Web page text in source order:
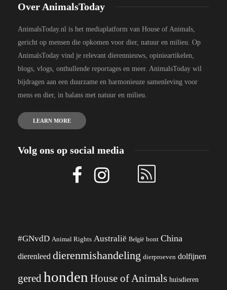
Over AnimalsToday
AnimalsToday.nl is het mediaplatform van House of Animals,
gericht op mensen die opkomen voor dier, natuur en milieu. Op
AnimalsToday vind je relevant dierennieuws, opinieartikelen,
blogs, vlogs, onthullende reportages en meer. AnimalsToday wil
bijdragen aan een duurzame en harmonieuze samenleving voor
mens en dier, in balans met natuur en milieu.
LEARN MORE
Volg ons op social media
#GNvdD Animal Rights Australië België bont China
dierenleed dierenmishandeling dierproeven dolfijnen
gered honden House of Animals huisdieren